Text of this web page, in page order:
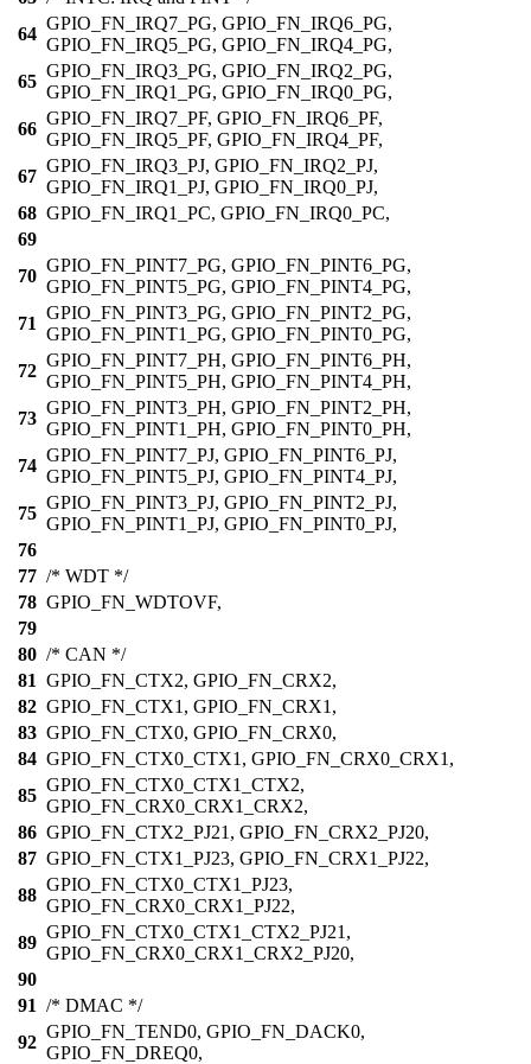
64
GPIO_FN_IRQ7_PG, GPIO_FN_IRQ6_PG,
GPIO_FN_IRQ5_PG, GPIO_FN_IRQ4_PG,
65
GPIO_FN_IRQ3_PG, GPIO_FN_IRQ2_PG,
GPIO_FN_IRQ1_PG, GPIO_FN_IRQ0_PG,
66
GPIO_FN_IRQ7_PF, GPIO_FN_IRQ6_PF,
GPIO_FN_IRQ5_PF, GPIO_FN_IRQ4_PF,
67
GPIO_FN_IRQ3_PJ, GPIO_FN_IRQ2_PJ,
GPIO_FN_IRQ1_PJ, GPIO_FN_IRQ0_PJ,
68 GPIO_FN_IRQ1_PC, GPIO_FN_IRQ0_PC,
69
70
GPIO_FN_PINT7_PG, GPIO_FN_PINT6_PG,
GPIO_FN_PINT5_PG, GPIO_FN_PINT4_PG,
71
GPIO_FN_PINT3_PG, GPIO_FN_PINT2_PG,
GPIO_FN_PINT1_PG, GPIO_FN_PINT0_PG,
72
GPIO_FN_PINT7_PH, GPIO_FN_PINT6_PH,
GPIO_FN_PINT5_PH, GPIO_FN_PINT4_PH,
73
GPIO_FN_PINT3_PH, GPIO_FN_PINT2_PH,
GPIO_FN_PINT1_PH, GPIO_FN_PINT0_PH,
74
GPIO_FN_PINT7_PJ, GPIO_FN_PINT6_PJ,
GPIO_FN_PINT5_PJ, GPIO_FN_PINT4_PJ,
75
GPIO_FN_PINT3_PJ, GPIO_FN_PINT2_PJ,
GPIO_FN_PINT1_PJ, GPIO_FN_PINT0_PJ,
76
77 /* WDT */
78 GPIO_FN_WDTOVF,
79
80 /* CAN */
81 GPIO_FN_CTX2, GPIO_FN_CRX2,
82 GPIO_FN_CTX1, GPIO_FN_CRX1,
83 GPIO_FN_CTX0, GPIO_FN_CRX0,
84 GPIO_FN_CTX0_CTX1, GPIO_FN_CRX0_CRX1,
85
GPIO_FN_CTX0_CTX1_CTX2,
GPIO_FN_CRX0_CRX1_CRX2,
86 GPIO_FN_CTX2_PJ21, GPIO_FN_CRX2_PJ20,
87 GPIO_FN_CTX1_PJ23, GPIO_FN_CRX1_PJ22,
88
GPIO_FN_CTX0_CTX1_PJ23,
GPIO_FN_CRX0_CRX1_PJ22,
89
GPIO_FN_CTX0_CTX1_CTX2_PJ21,
GPIO_FN_CRX0_CRX1_CRX2_PJ20,
90
91 /* DMAC */
92
GPIO_FN_TEND0, GPIO_FN_DACK0,
GPIO_FN_DREQ0,